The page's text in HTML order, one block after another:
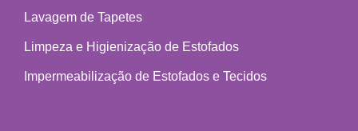
Lavagem de Tapetes
Limpeza e Higienização de Estofados
Impermeabilização de Estofados e Tecidos